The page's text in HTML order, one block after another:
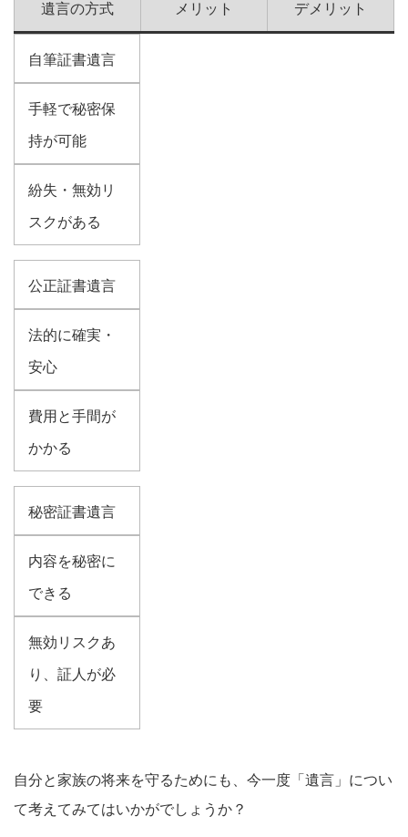
遺言の方式 メリット デメリット
自筆証書遺言
手軽で秘密保
持が可能
紛失・無効リ
スクがある
公正証書遺言
法的に確実・
安心
費用と手間が
かかる
秘密証書遺言
内容を秘密に
できる
無効リスクあ
り、証人が必
要
自分と家族の将来を守るためにも、今一度「遺言」につい
て考えてみてはいかがでしょうか？